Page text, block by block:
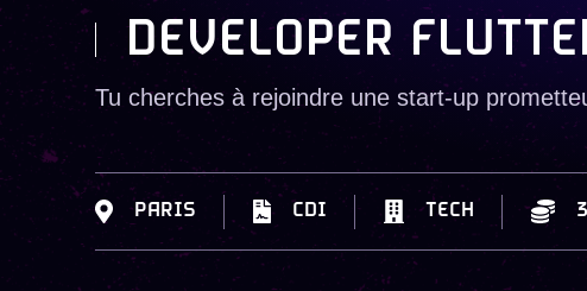
DEVELOPER
Tu cherches à rejoindre une start-up
PARIS CDI TECH